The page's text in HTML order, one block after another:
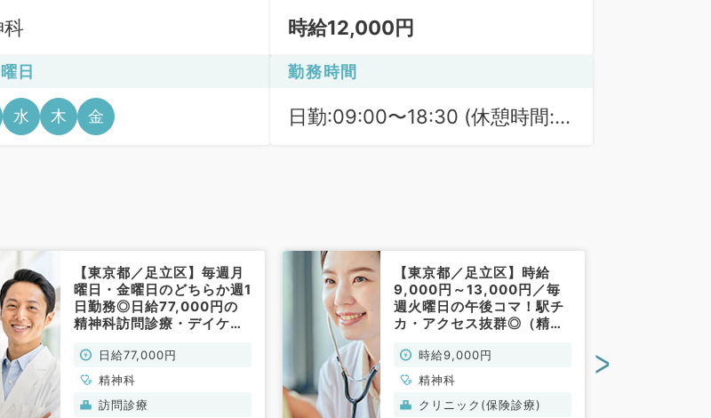
科 時給12,000円
日
水 木 金
勤務時間
日勤:09:00〜18:30 (休憩時間:
【東京都／足立区】毎週月
曜日・金曜日のどちらか週1
日勤務◎日給77,000円の
精神科訪問診療・デイケア
カ診療所（精神科／非常
勤）
日給77,000円
精神科
訪問診療
【東京都／足立区】時給
9,000円～13,000円／毎
週火曜日の午後コマ！駅チ
カ・アクセス抜群◎（精神
時給9,000円
精神科
クリニック(保険診療)
>